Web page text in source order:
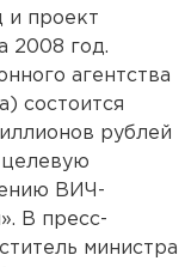
и проект
2008 год.
агентства
состоится
рублей
ВИЧ-
В пресс-
министра